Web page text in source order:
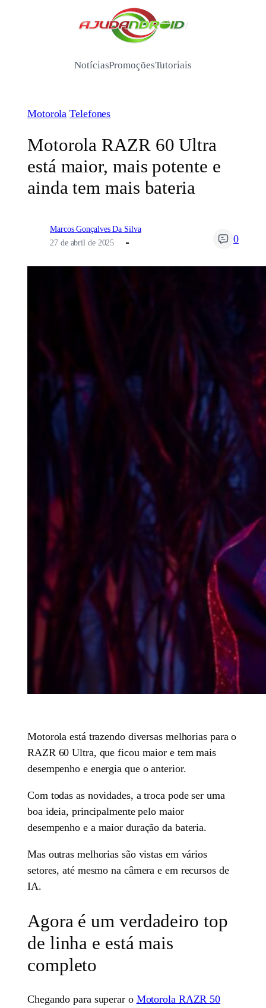
/
NotíciasPromoçõesTutoriais
Motorola Telefones
Motorola RAZR 60 Ultra
está maior, mais potente e
ainda tem mais bateria
Marcos Gonçalves Da Silva
27 de abril de 2025
0
Motorola está trazendo diversas melhorias para o
RAZR 60 Ultra, que ficou maior e tem mais
desempenho e energia que o anterior.
Com todas as novidades, a troca pode ser uma
boa ideia, principalmente pelo maior
desempenho e a maior duração da bateria.
Mas outras melhorias são vistas em vários
setores, até mesmo na câmera e em recursos de
IA.
Agora é um verdadeiro top
de linha e está mais
completo
Chegando para superar o Motorola RAZR 50